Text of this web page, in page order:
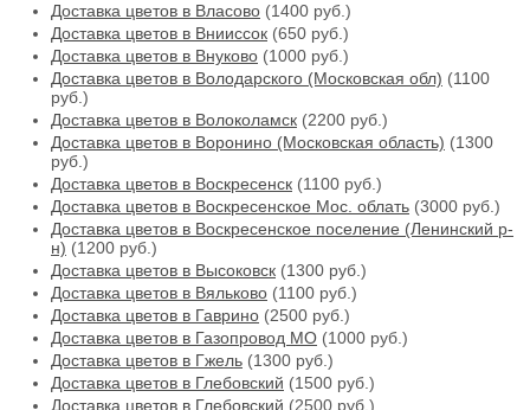
Доставка цветов в Власово (1400 руб.)
Доставка цветов в Внииссок (650 руб.)
Доставка цветов в Внуково (1000 руб.)
Доставка цветов в Володарского (Московская обл) (1100
руб.)
Доставка цветов в Волоколамск (2200 руб.)
Доставка цветов в Воронино (Московская область) (1300
руб.)
Доставка цветов в Воскресенск (1100 руб.)
Доставка цветов в Воскресенское Мос. облать (3000 руб.)
Доставка цветов в Воскресенское поселение (Ленинский р-
н) (1200 руб.)
Доставка цветов в Высоковск (1300 руб.)
Доставка цветов в Вяльково (1100 руб.)
Доставка цветов в Гаврино (2500 руб.)
Доставка цветов в Газопровод МО (1000 руб.)
Доставка цветов в Гжель (1300 руб.)
Доставка цветов в Глебовский (1500 руб.)
Доставка цветов в Глебовский (2500 руб.)